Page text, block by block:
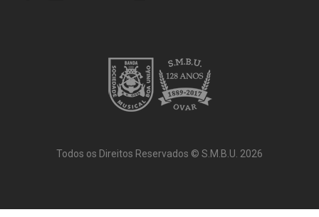
Todos os Direitos Reservados © S.M.B.U. 2026